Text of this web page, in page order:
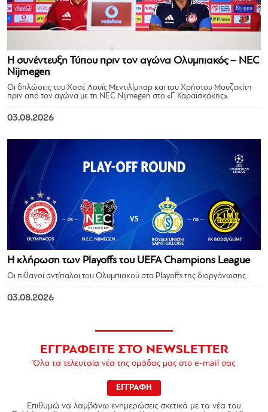
Η συνέντευξη Τύπου πριν τον αγώνα Ολυμπιακός – NEC
Nijmegen
Οι δηλώσεις του Χοσέ Λουίς Μεντιλίμπαρ και του Χρήστου Μουζακίτη
πριν από τον αγώνα με τη NEC Nijmegen στο «Γ. Καραϊσκάκης».
03.08.2026
Η κλήρωση των Playoffs του UEFA Champions League
Οι πιθανοί αντίπαλοι του Ολυμπιακού στα Playoffs της διοργάνωσης.
03.08.2026
ΕΓΓΡΑΦΕΙΤΕ ΣΤΟ NEWSLETTER
Όλα τα τελευταία νέα της ομάδας μας στο e-mail σας
ΕΓΓΡΑΦΗ
Επιθυμώ να λαμβάνω ενημερώσεις σχετικά με τα νέα του